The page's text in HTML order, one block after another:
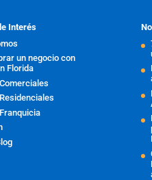
Interés
un negocio con
Florida